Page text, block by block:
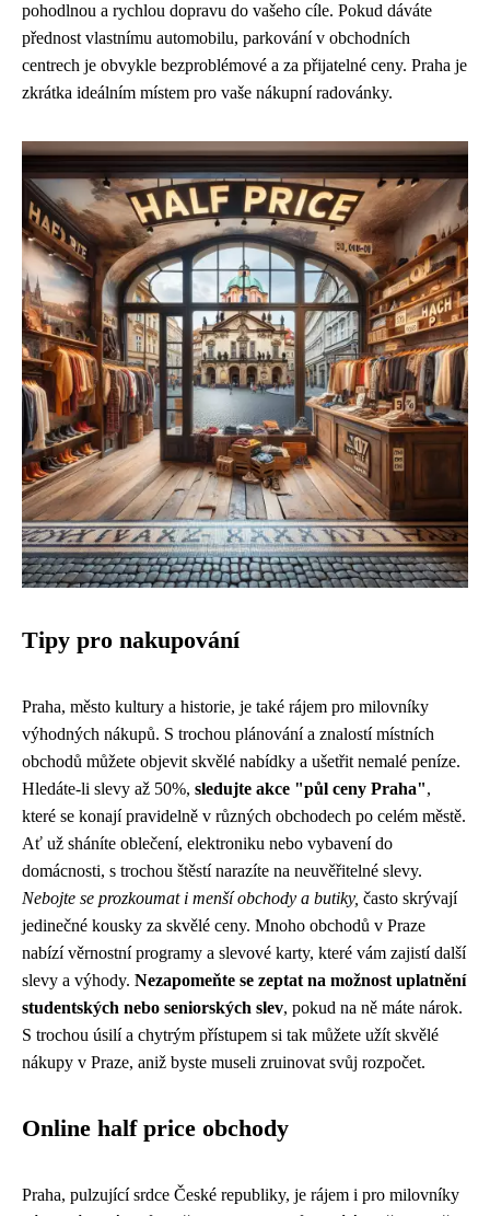
pohodlnou a rychlou dopravu do vašeho cíle. Pokud dáváte
přednost vlastnímu automobilu, parkování v obchodních
centrech je obvykle bezproblémové a za přijatelné ceny. Praha je
zkrátka ideálním místem pro vaše nákupní radovánky.
Tipy pro nakupování
Praha, město kultury a historie, je také rájem pro milovníky
výhodných nákupů. S trochou plánování a znalostí místních
obchodů můžete objevit skvělé nabídky a ušetřit nemalé peníze.
Hledáte-li slevy až 50%, sledujte akce "půl ceny Praha",
které se konají pravidelně v různých obchodech po celém městě.
Ať už sháníte oblečení, elektroniku nebo vybavení do
domácnosti, s trochou štěstí narazíte na neuvěřitelné slevy.
Nebojte se prozkoumat i menší obchody a butiky, často skrývají
jedinečné kousky za skvělé ceny. Mnoho obchodů v Praze
nabízí věrnostní programy a slevové karty, které vám zajistí další
slevy a výhody. Nezapomeňte se zeptat na možnost uplatnění
studentských nebo seniorských slev, pokud na ně máte nárok.
S trochou úsilí a chytrým přístupem si tak můžete užít skvělé
nákupy v Praze, aniž byste museli zruinovat svůj rozpočet.
Online half price obchody
Praha, pulzující srdce České republiky, je rájem i pro milovníky